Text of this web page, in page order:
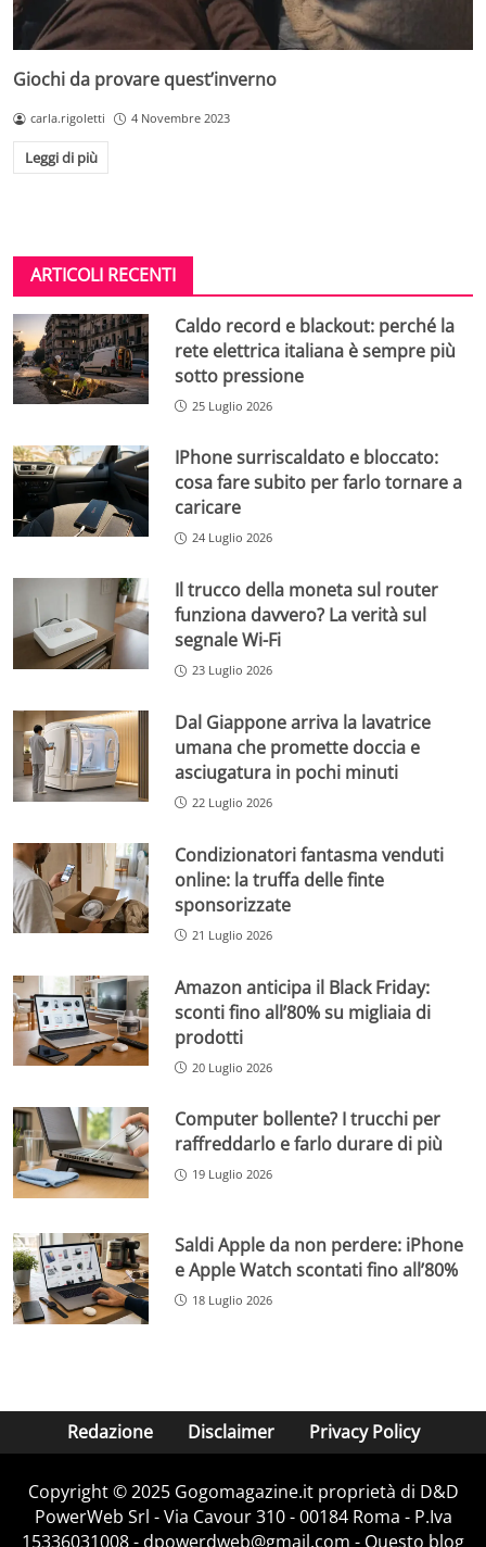
Giochi da provare quest’inverno
carla.rigoletti 4 Novembre 2023
Leggi di più
ARTICOLI RECENTI
Caldo record e blackout: perché la
rete elettrica italiana è sempre più
sotto pressione
25 Luglio 2026
IPhone surriscaldato e bloccato:
cosa fare subito per farlo tornare a
caricare
24 Luglio 2026
Il trucco della moneta sul router
funziona davvero? La verità sul
segnale Wi-Fi
23 Luglio 2026
Dal Giappone arriva la lavatrice
umana che promette doccia e
asciugatura in pochi minuti
22 Luglio 2026
Condizionatori fantasma venduti
online: la truffa delle finte
sponsorizzate
21 Luglio 2026
Amazon anticipa il Black Friday:
sconti fino all’80% su migliaia di
prodotti
20 Luglio 2026
Computer bollente? I trucchi per
raffreddarlo e farlo durare di più
19 Luglio 2026
Saldi Apple da non perdere: iPhone
e Apple Watch scontati fino all’80%
18 Luglio 2026
Redazione Disclaimer Privacy Policy
Copyright © 2025 Gogomagazine.it proprietà di D&D
PowerWeb Srl - Via Cavour 310 - 00184 Roma - P.Iva
15336031008 - dpowerdweb@gmail.com - Questo blog